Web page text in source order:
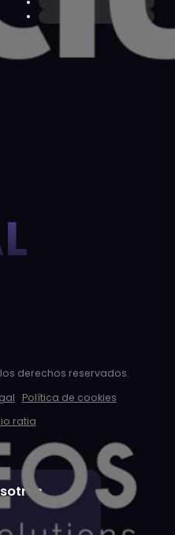
derechos reservados.
Política de cookies
ratia